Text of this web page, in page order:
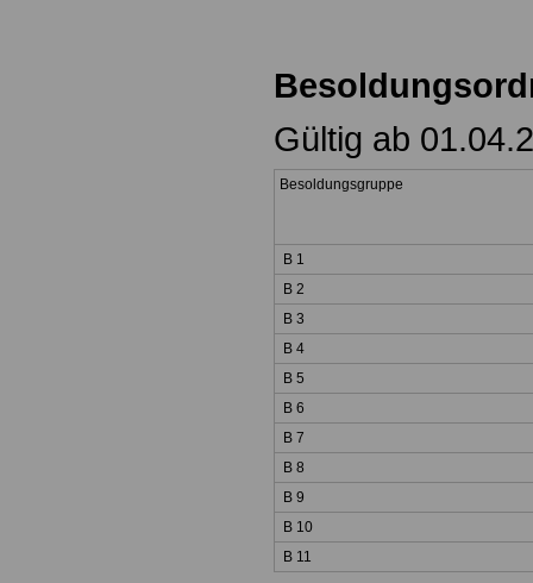
Gültig ab
Besoldungsgruppe
B 1
B 2
B 3
B 4
B 5
B 6
B 7
B 8
B 9
B 10
B 11